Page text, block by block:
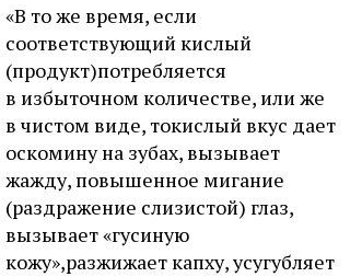
«В то же время, если
соответствующий кислый
(продукт)потребляется
в избыточном количестве, или же
в чистом виде, токислый вкус дает
оскомину на зубах, вызывает
жажду, повышенное мигание
(раздражение слизистой) глаз,
вызывает «гусиную
кожу»,разжижает капху, усугубляет